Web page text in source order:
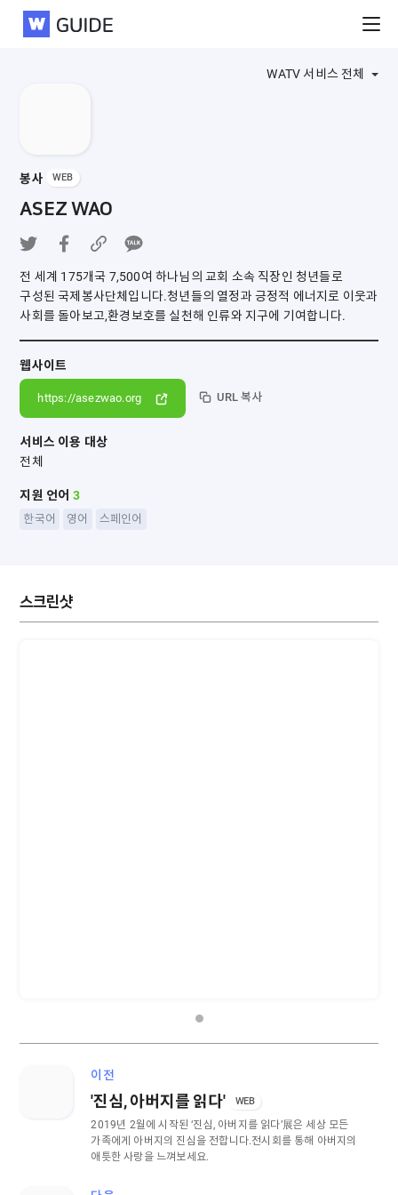
WATV
WATV 서비스 전체
봉사 WEB
ASEZ WAO
전 세계 175개국 7,500여 하나님의 교회 소속 직장인 청년들로
구성된 국제봉사단체입니다.청년들의 열정과 긍정적 에너지로 이웃과
사회를 돌아보고,환경보호를 실천해 인류와 지구에 기여합니다.
웹사이트
https://asezwao.org URL 복사
서비스 이용 대상
전체
지원 언어 3
한국어 영어 스페인어
스크린샷
이전
'진심, 아버지를 읽다' WEB
2019년 2월에 시작된 ‘진심, 아버지를 읽다’展은 세상 모든
가족에게 아버지의 진심을 전합니다.전시회를 통해 아버지의
애틋한 사랑을 느껴보세요.